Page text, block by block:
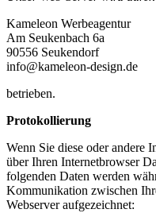
Kameleon Werbeagentur
Am Seukenbach 6a
90556 Seukendorf
info@kameleon-design.de
betrieben.
Protokollierung
Wenn Sie diese oder andere
über Ihren Internetbrowser
folgenden Daten werden
Kommunikation zwischen
Webserver aufgezeichnet: